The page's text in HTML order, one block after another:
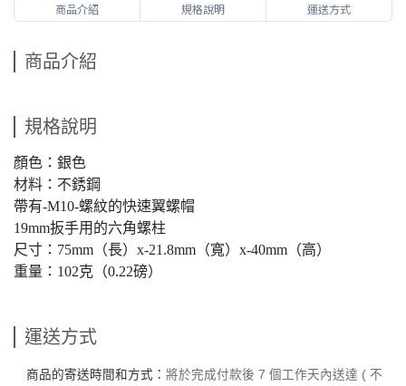
商品介紹 規格說明 運送方式
商品介紹
規格說明
顏色：銀色
材料：不銹鋼
帶有-M10-螺紋的快速翼螺帽
19mm扳手用的六角螺柱
尺寸：75mm（長）x-21.8mm（寬）x-40mm（高）
重量：102克（0.22磅）
運送方式
商品的寄送時間和方式： 將於完成付款後 7 個工作天內送達 ( 不